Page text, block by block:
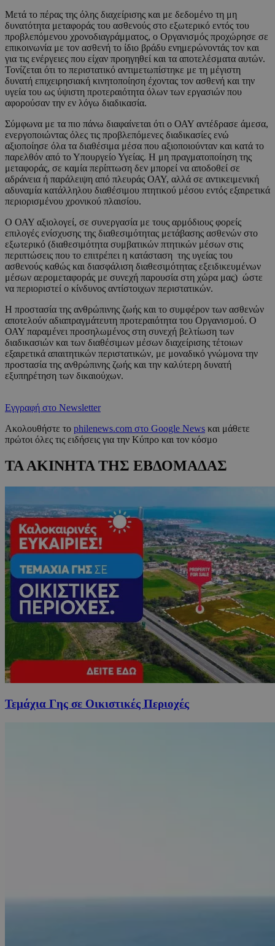
Μετά το πέρας της όλης διαχείρισης και με δεδομένο τη μη
δυνατότητα μεταφοράς του ασθενούς στο εξωτερικό εντός του
προβλεπόμενου χρονοδιαγράμματος, ο Οργανισμός προχώρησε σε
επικοινωνία με τον ασθενή το ίδιο βράδυ ενημερώνοντάς τον και
για τις ενέργειες που είχαν προηγηθεί και τα αποτελέσματα αυτών.
Τονίζεται ότι το περιστατικό αντιμετωπίστηκε με τη μέγιστη
δυνατή επιχειρησιακή κινητοποίηση έχοντας τον ασθενή και την
υγεία του ως ύψιστη προτεραιότητα όλων των εργασιών που
αφορούσαν την εν λόγω διαδικασία.
Σύμφωνα με τα πιο πάνω διαφαίνεται ότι ο ΟΑΥ αντέδρασε άμεσα,
ενεργοποιώντας όλες τις προβλεπόμενες διαδικασίες ενώ
αξιοποίησε όλα τα διαθέσιμα μέσα που αξιοποιούνταν και κατά το
παρελθόν από το Υπουργείο Υγείας. Η μη πραγματοποίηση της
μεταφοράς, σε καμία περίπτωση δεν μπορεί να αποδοθεί σε
αδράνεια ή παράλειψη από πλευράς ΟΑΥ, αλλά σε αντικειμενική
αδυναμία κατάλληλου διαθέσιμου πτητικού μέσου εντός εξαιρετικά
περιορισμένου χρονικού πλαισίου.
Ο ΟΑΥ αξιολογεί, σε συνεργασία με τους αρμόδιους φορείς
επιλογές ενίσχυσης της διαθεσιμότητας μετάβασης ασθενών στο
εξωτερικό (διαθεσιμότητα συμβατικών πτητικών μέσων στις
περιπτώσεις που το επιτρέπει η κατάσταση της υγείας του
ασθενούς καθώς και διασφάλιση διαθεσιμότητας εξειδικευμένων
μέσων αερομεταφοράς με συνεχή παρουσία στη χώρα μας) ώστε
να περιοριστεί ο κίνδυνος αντίστοιχων περιστατικών.
Η προστασία της ανθρώπινης ζωής και το συμφέρον των ασθενών
αποτελούν αδιαπραγμάτευτη προτεραιότητα του Οργανισμού. Ο
ΟΑΥ παραμένει προσηλωμένος στη συνεχή βελτίωση των
διαδικασιών και των διαθέσιμων μέσων διαχείρισης τέτοιων
εξαιρετικά απαιτητικών περιστατικών, με μοναδικό γνώμονα την
προστασία της ανθρώπινης ζωής και την καλύτερη δυνατή
εξυπηρέτηση των δικαιούχων.
Εγγραφή στο Newsletter
Ακολουθήστε το philenews.com στο Google News και μάθετε
πρώτοι όλες τις ειδήσεις για την Κύπρο και τον κόσμο
ΤΑ ΑΚΙΝΗΤΑ ΤΗΣ ΕΒΔΟΜΑΔΑΣ
Τεμάχια Γης σε Οικιστικές Περιοχές